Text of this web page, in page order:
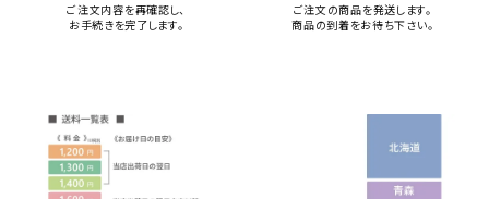
ご注文内容を再確認し、
お手続きを完了します。
ご注文の商品を発送します。
商品の到着をお待ち下さい。